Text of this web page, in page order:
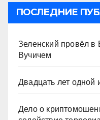
ПОСЛЕДНИЕ
Зеленский провёл в
Вучичем
Двадцать лет одной
Дело о